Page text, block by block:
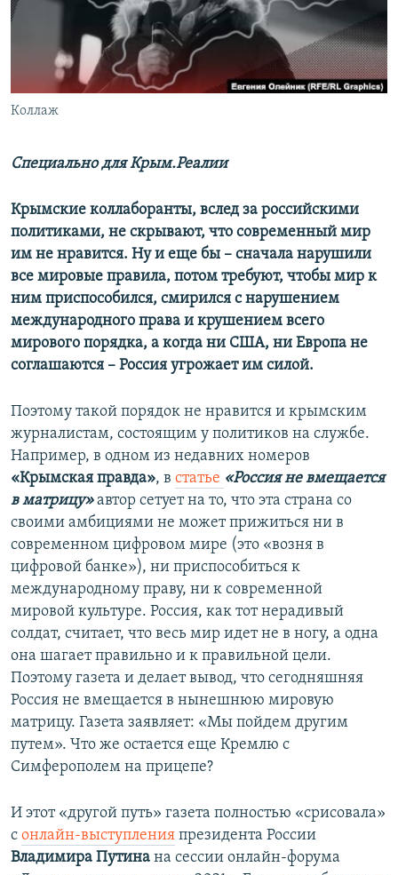
ПОБЕДИТЕЛЕЙ НЕ СУДЯТ?
КРЫМ.НЕПОКОРЕННЫЙ
ELIFBE
УКРАИНСКАЯ ПРОБЛЕМА КРЫМА
ПРИСОЕДИНЯЙТЕСЬ!
Коллаж
Специально для Крым.Реалии
Крымские коллаборанты, вслед за российскими
политиками, не скрывают, что современный мир
им не нравится. Ну и еще бы – сначала нарушили
все мировые правила, потом требуют, чтобы мир к
ним приспособился, смирился с нарушением
международного права и крушением всего
мирового порядка, а когда ни США, ни Европа не
соглашаются – Россия угрожает им силой.
Поэтому такой порядок не нравится и крымским
журналистам, состоящим у политиков на службе.
Например, в одном из недавних номеров
«Крымская правда», в статье «Россия не вмещается
в матрицу»автор сетует на то, что эта страна со
своими амбициями не может прижиться ни в
современном цифровом мире (это «возня в
цифровой банке»), ни приспособиться к
международному праву, ни к современной
мировой культуре. Россия, как тот нерадивый
солдат, считает, что весь мир идет не в ногу, а одна
она шагает правильно и к правильной цели.
Поэтому газета и делает вывод, что сегодняшняя
Россия не вмещается в нынешнюю мировую
матрицу. Газета заявляет: «Мы пойдем другим
путем». Что же остается еще Кремлю с
Симферополем на прицепе?
И этот «другой путь» газета полностью «срисовала»
с онлайн-выступления президента России
Владимира Путина на сессии онлайн-форума